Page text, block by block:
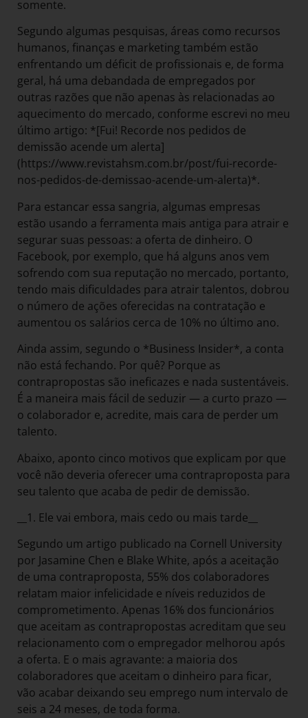
somente.
Segundo algumas pesquisas, áreas como recursos
humanos, finanças e marketing também estão
enfrentando um déficit de profissionais e, de forma
geral, há uma debandada de empregados por
outras razões que não apenas às relacionadas ao
aquecimento do mercado, conforme escrevi no meu
último artigo: *[Fui! Recorde nos pedidos de
demissão acende um alerta]
(https://www.revistahsm.com.br/post/fui-recorde-
nos-pedidos-de-demissao-acende-um-alerta)*.
Para estancar essa sangria, algumas empresas
estão usando a ferramenta mais antiga para atrair e
segurar suas pessoas: a oferta de dinheiro. O
Facebook, por exemplo, que há alguns anos vem
sofrendo com sua reputação no mercado, portanto,
tendo mais dificuldades para atrair talentos, dobrou
o número de ações oferecidas na contratação e
aumentou os salários cerca de 10% no último ano.
Ainda assim, segundo o *Business Insider*, a conta
não está fechando. Por quê? Porque as
contrapropostas são ineficazes e nada sustentáveis.
É a maneira mais fácil de seduzir — a curto prazo —
o colaborador e, acredite, mais cara de perder um
talento.
Abaixo, aponto cinco motivos que explicam por que
você não deveria oferecer uma contraproposta para
seu talento que acaba de pedir de demissão.
__1. Ele vai embora, mais cedo ou mais tarde__
Segundo um artigo publicado na Cornell University
por Jasamine Chen e Blake White, após a aceitação
de uma contraproposta, 55% dos colaboradores
relatam maior infelicidade e níveis reduzidos de
comprometimento. Apenas 16% dos funcionários
que aceitam as contrapropostas acreditam que seu
relacionamento com o empregador melhorou após
a oferta. E o mais agravante: a maioria dos
colaboradores que aceitam o dinheiro para ficar,
vão acabar deixando seu emprego num intervalo de
seis a 24 meses, de toda forma.